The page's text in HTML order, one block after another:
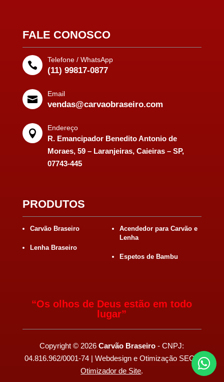
FALE CONOSCO

Telefone / WhatsApp
(11) 99817-0877

Email
vendas@carvaobraseiro.com

Endereço
R. Emancipador Benedito Antonio de
Moraes, 59 – Laranjeiras, Caieiras – SP,
07743-445
PRODUTOS
Carvão Braseiro
Lenha Braseiro
Acendedor para Carvão e
Lenha
Espetos de Bambu
“Os olhos de Deus estão em todo
lugar”
Copyright© 2026Carvão Braseiro - CNPJ:
04.816.962/0001-74 | Webdesign e Otimização SEO -
Otimizador de Site.
